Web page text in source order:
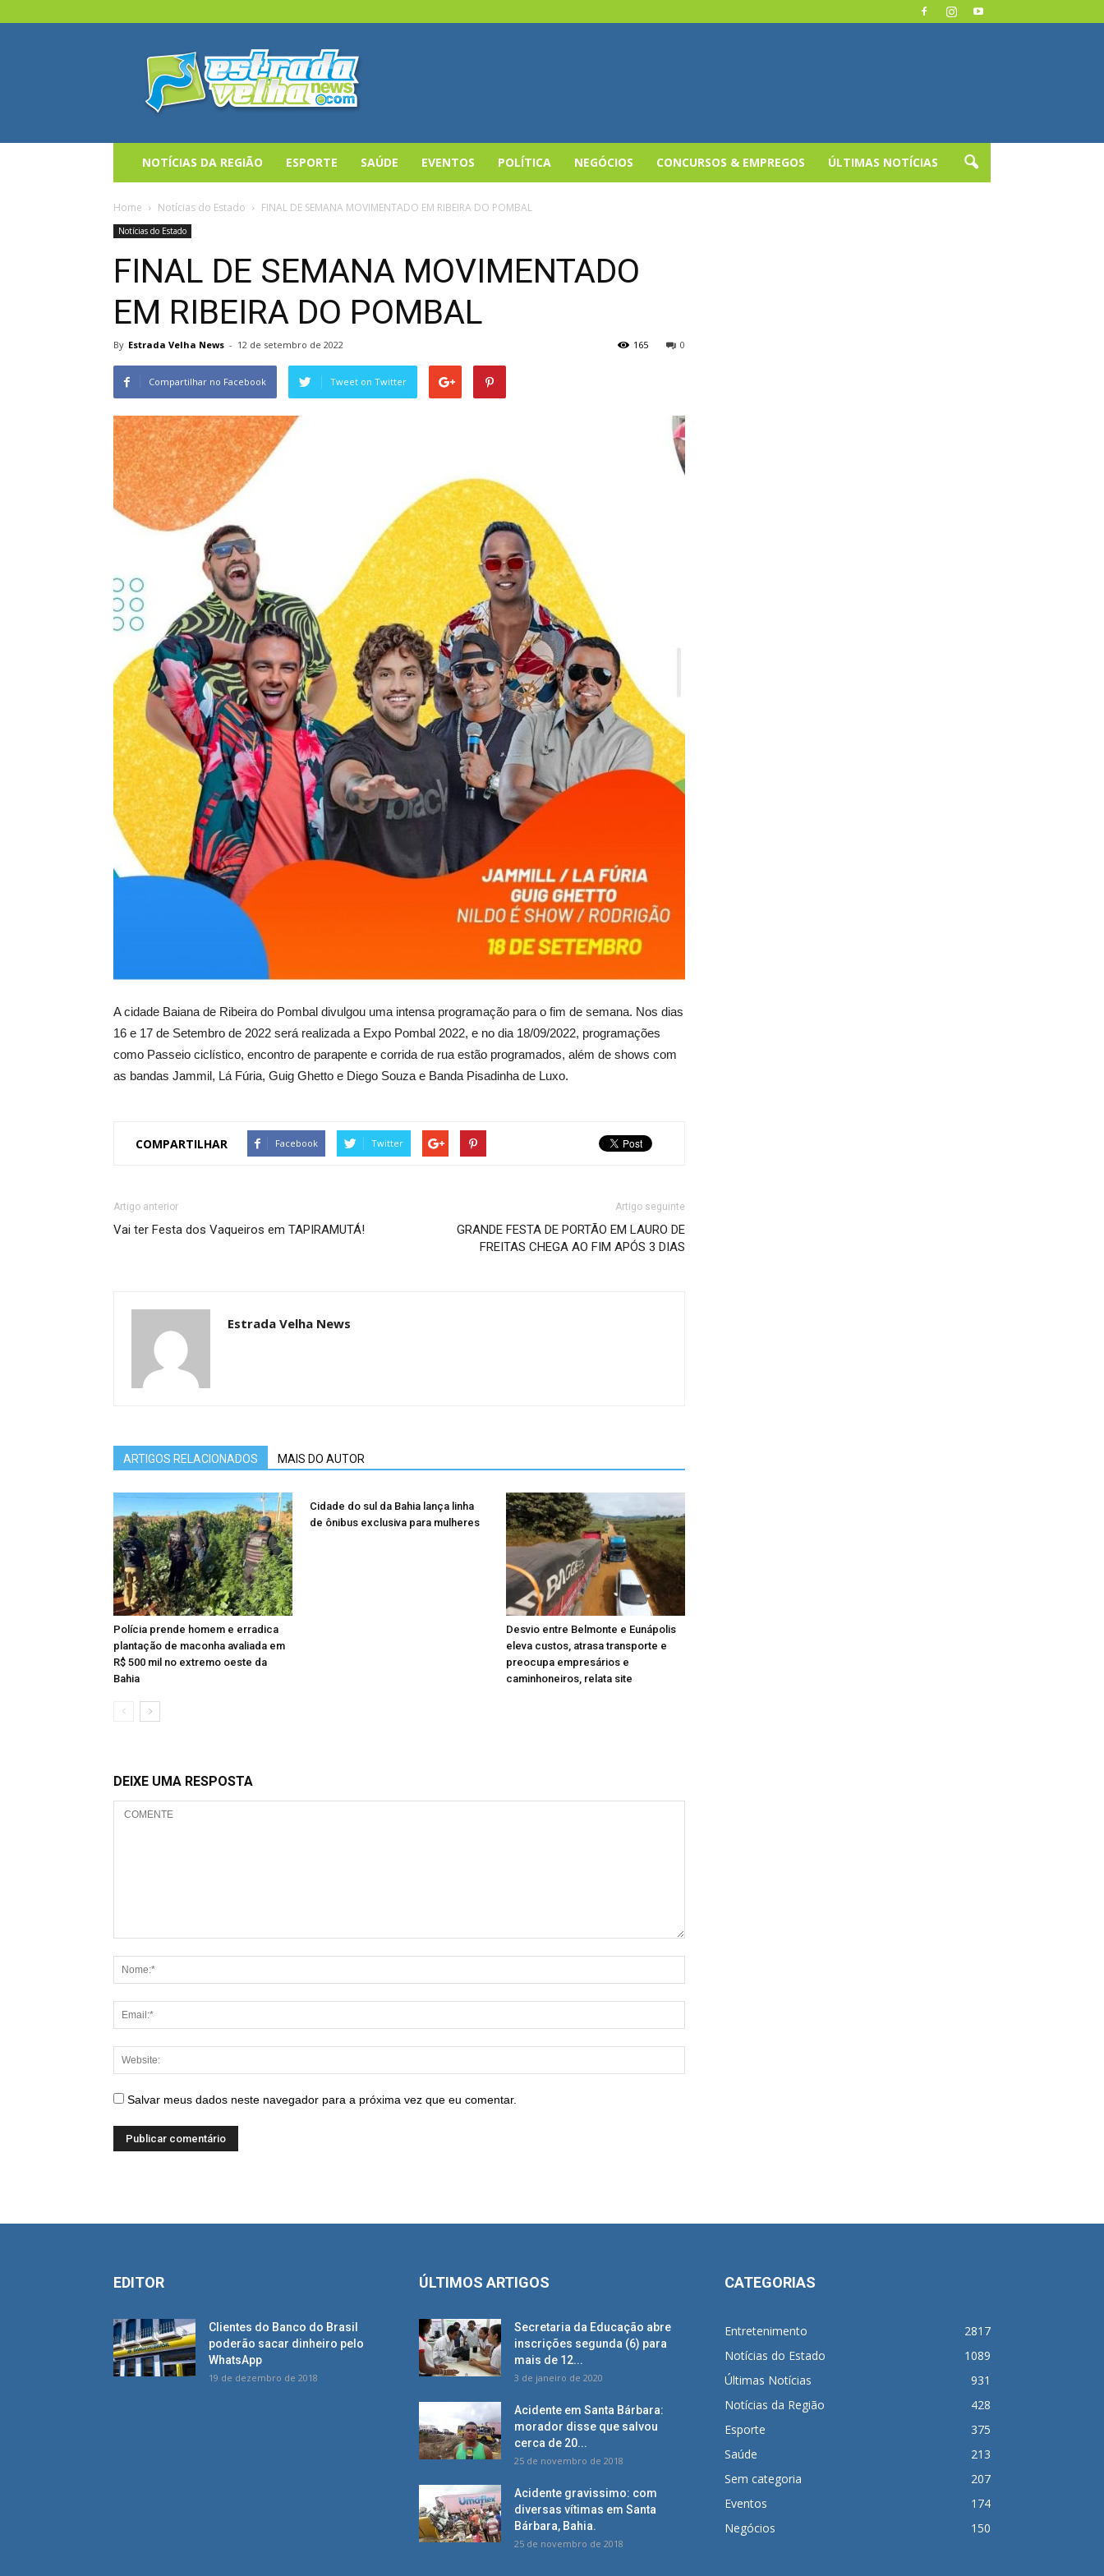
Estrada
Velha
News
NOTÍCIAS DA REGIÃO ESPORTE SAÚDE EVENTOS POLÍTICA NEGÓCIOS CONCURSOS & EMPREGOS ÚLTIMAS NOTÍCIAS
Home Notícias do Estado FINAL DE SEMANA MOVIMENTADO EM RIBEIRA DO POMBAL
Notícias do Estado
FINAL DE SEMANA MOVIMENTADO
EM RIBEIRA DO POMBAL
By Estrada Velha News - 12 de setembro de 2022 0
165
Compartilhar no Facebook Tweet on Twitter
A cidade Baiana de Ribeira do Pombal divulgou uma intensa programação para o fim de semana. Nos dias
16 e 17 de Setembro de 2022 será realizada a Expo Pombal 2022, e no dia 18/09/2022, programações
como Passeio ciclístico, encontro de parapente e corrida de rua estão programados, além de shows com
as bandas Jammil, Lá Fúria, Guig Ghetto e Diego Souza e Banda Pisadinha de Luxo.
COMPARTILHAR Facebook Twitter
Artigo anterior
Vai ter Festa dos Vaqueiros em TAPIRAMUTÁ!
Artigo seguinte
GRANDE FESTA DE PORTÃO EM LAURO DE
FREITAS CHEGA AO FIM APÓS 3 DIAS
Estrada Velha News
ARTIGOS RELACIONADOS MAIS DO AUTOR
Polícia prende homem e erradica
plantação de maconha avaliada em
R$ 500 mil no extremo oeste da
Bahia
Cidade do sul da Bahia lança linha
de ônibus exclusiva para mulheres
Desvio entre Belmonte e Eunápolis
eleva custos, atrasa transporte e
preocupa empresários e
caminhoneiros, relata site
DEIXE UMA RESPOSTA
Salvar meus dados neste navegador para a próxima vez que eu comentar.
EDITOR
Clientes do Banco do Brasil
poderão sacar dinheiro pelo
WhatsApp
19 de dezembro de 2018
ÚLTIMOS ARTIGOS
Secretaria da Educação abre
inscrições segunda (6) para
mais de 12...
3 de janeiro de 2020
Acidente em Santa Bárbara:
morador disse que salvou
cerca de 20...
25 de novembro de 2018
Acidente gravissimo: com
diversas vítimas em Santa
Bárbara, Bahia.
25 de novembro de 2018
CATEGORIAS
Entretenimento
2817
Notícias do Estado
1089
Últimas Notícias
931
Notícias da Região
428
Esporte
375
Saúde
213
Sem categoria
207
Eventos
174
Negócios
150